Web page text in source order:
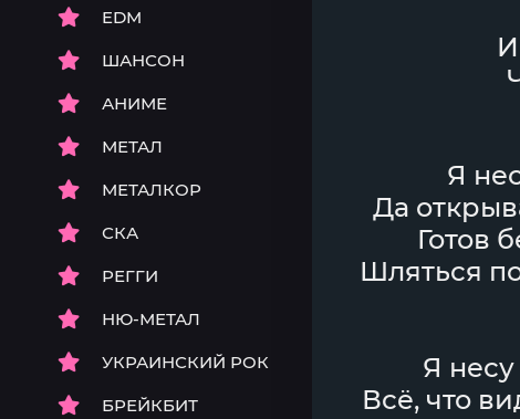
EDM
ШАНСОН
АНИМЕ
МЕТАЛ
МЕТАЛКОР
СКА
РЕГГИ
НЮ-МЕТАЛ
УКРАИНСКИЙ РОК
БРЕЙКБИТ
Я
Да
Готов
Шляться
Я
Всё, что